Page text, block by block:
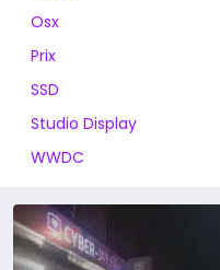
Osx
Prix
SSD
Studio Display
WWDC